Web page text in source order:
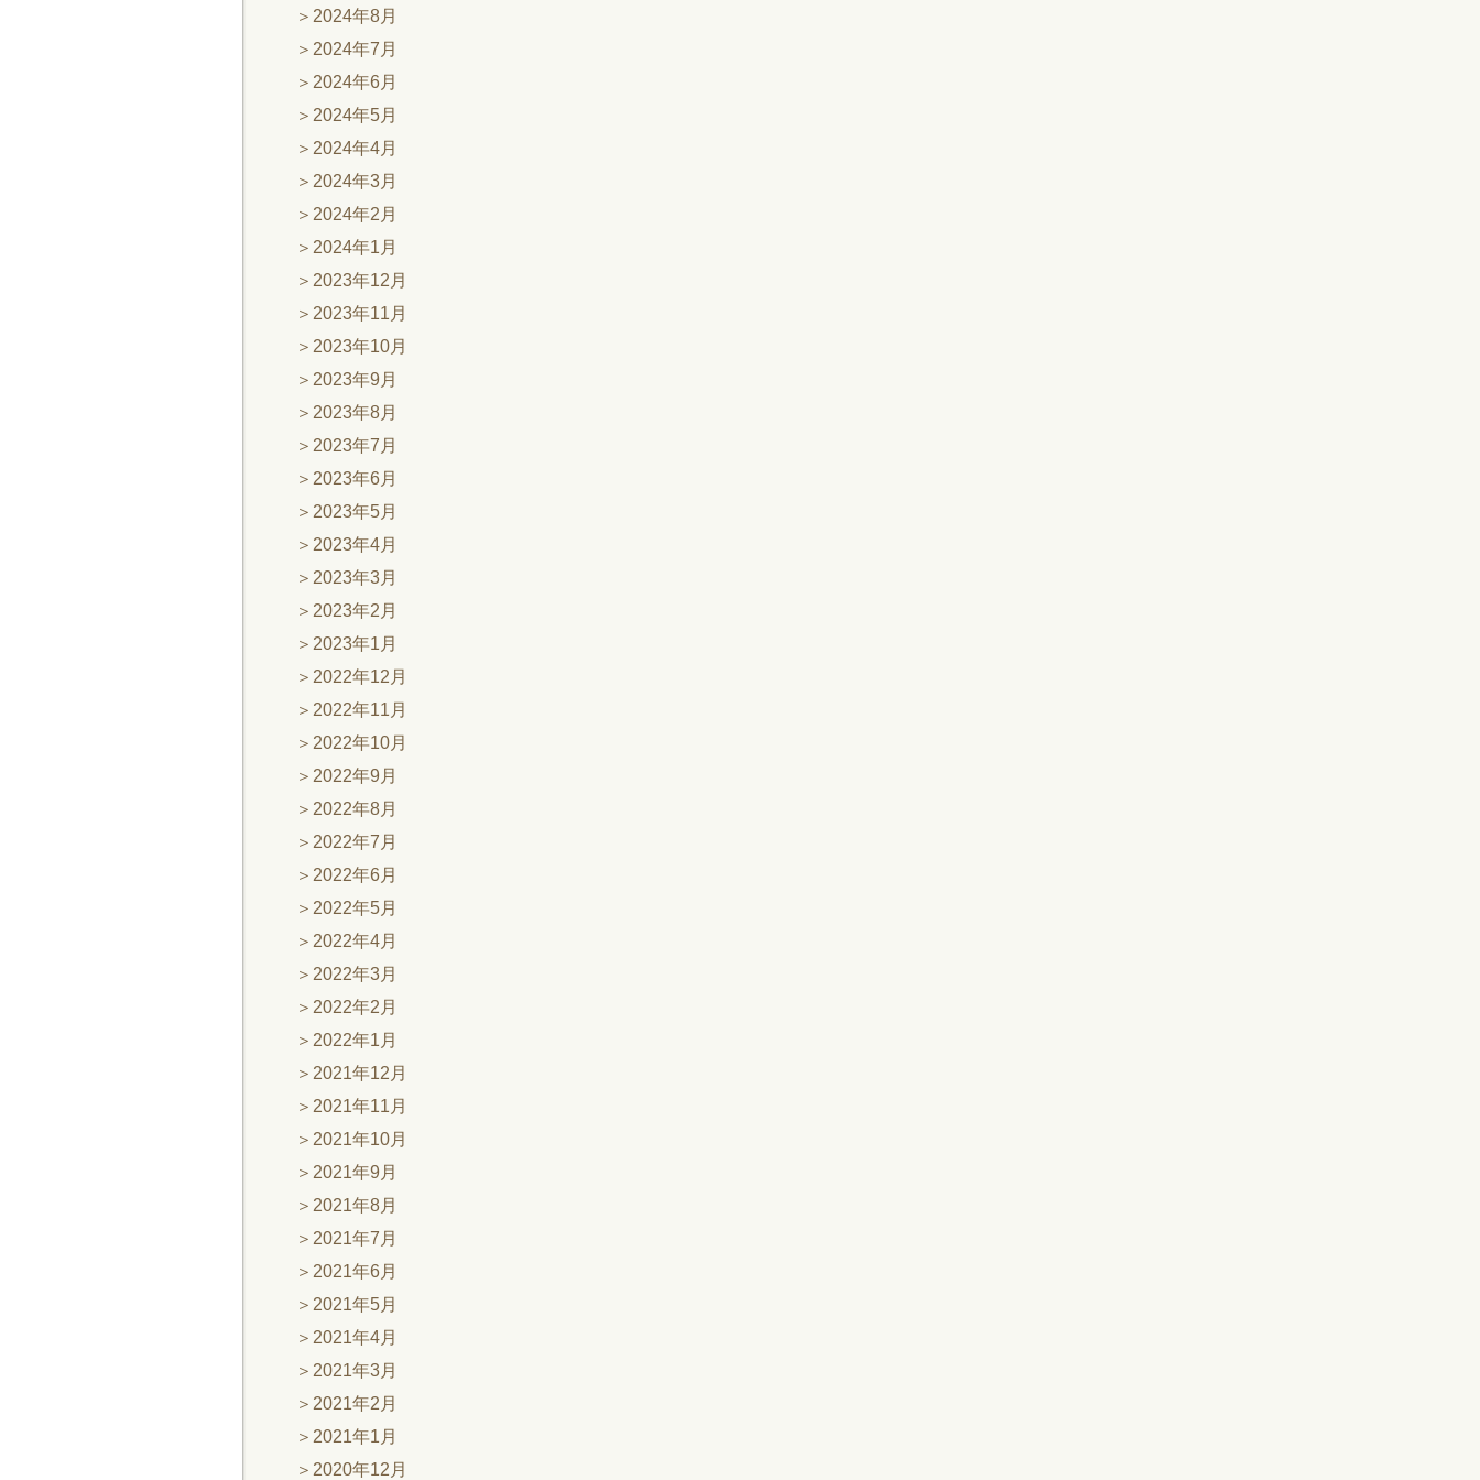
2024年8月
2024年7月
2024年6月
2024年5月
2024年4月
2024年3月
2024年2月
2024年1月
2023年12月
2023年11月
2023年10月
2023年9月
2023年8月
2023年7月
2023年6月
2023年5月
2023年4月
2023年3月
2023年2月
2023年1月
2022年12月
2022年11月
2022年10月
2022年9月
2022年8月
2022年7月
2022年6月
2022年5月
2022年4月
2022年3月
2022年2月
2022年1月
2021年12月
2021年11月
2021年10月
2021年9月
2021年8月
2021年7月
2021年6月
2021年5月
2021年4月
2021年3月
2021年2月
2021年1月
2020年12月